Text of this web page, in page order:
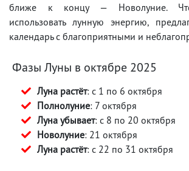
ближе к концу — Новолуние.
использовать лунную энергию,
календарь с благоприятными и
Фазы Луны в октябре 2025
Луна растёт: с 1 по 6 октября
Полнолуние: 7 октября
Луна убывает: с 8 по 20 октября
Новолуние: 21 октября
Луна растёт: с 22 по 31 октября